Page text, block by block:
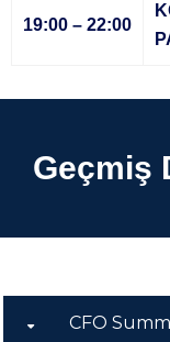
19:00 – 22:00
Geçmiş
CFO